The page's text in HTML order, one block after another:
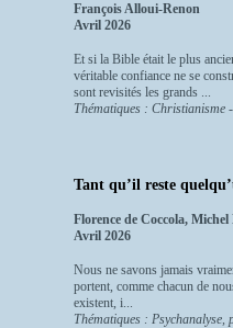
François Alloui-Renon
Avril 2026
Et si la Bible était le plus
véritable confiance ne se
sont revisités les grands ...
Thématiques : Christianisme
Tant qu’il reste
Florence de Coccola,
Avril 2026
Nous ne savons jamais
portent, comme chacun de
existent, i...
Thématiques : Psychanalyse,